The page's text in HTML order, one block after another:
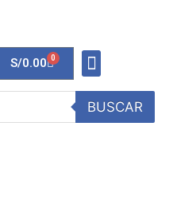
S/0.00 0
BUSCAR